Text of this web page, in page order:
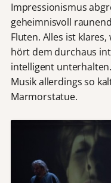
Impressionismus
geheimnisvoll
Fluten. Alles ist
hört dem durchaus
intelligent
Musik allerdings so
Marmorstatue.